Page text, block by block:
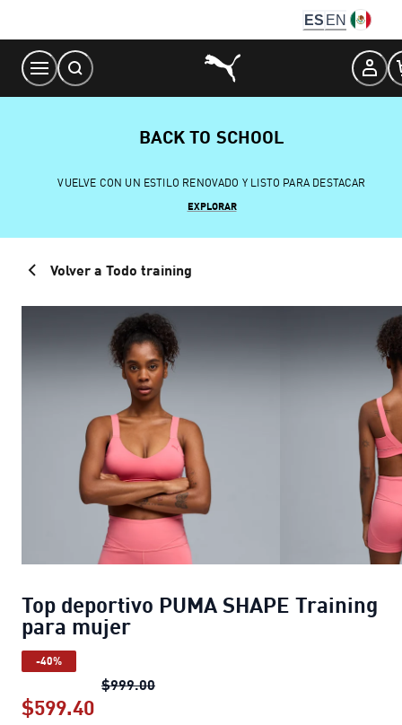
Content
ES EN
BACK TO SCHOOL
VUELVE CON UN ESTILO RENOVADO Y LISTO PARA DESTACAR
EXPLORAR
Volver a Todo training
Top deportivo PUMA SHAPE Training
para mujer
-40%
$999.00Top deportivo PUMA SHAPE Training
$599.40